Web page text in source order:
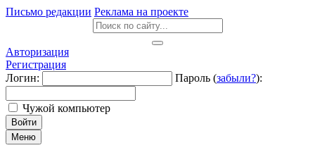
Письмо редакции Реклама на проекте
Авторизация
Регистрация
Логин:
Пароль (забыли?):
Чужой компьютер
Войти
Меню